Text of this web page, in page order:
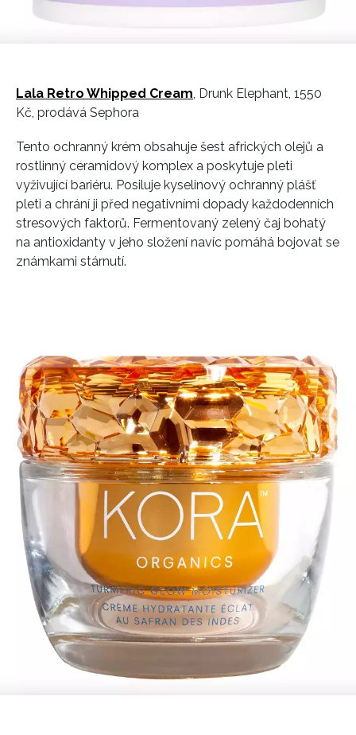
Lala Retro Whipped Cream, Drunk Elephant, 1550
Kč, prodává Sephora
Tento ochranný krém obsahuje šest afrických olejů a
rostlinný ceramidový komplex a poskytuje pleti
vyživující bariéru. Posiluje kyselinový ochranný plášť
pleti a chrání ji před negativními dopady každodenních
stresových faktorů. Fermentovaný zelený čaj bohatý
na antioxidanty v jeho složení navíc pomáhá bojovat se
známkami stárnutí.